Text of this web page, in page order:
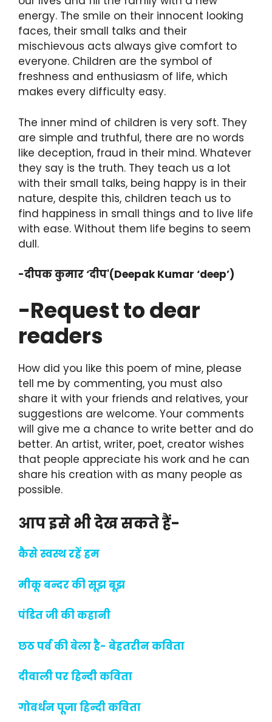
energy. The smile on their innocent looking
faces, their small talks and their
mischievous acts always give comfort to
everyone. Children are the symbol of
freshness and enthusiasm of life, which
makes every difficulty easy.
The inner mind of children is very soft. They
are simple and truthful, there are no words
like deception, fraud in their mind. Whatever
they say is the truth. They teach us a lot
with their small talks, being happy is in their
nature, despite this, children teach us to
find happiness in small things and to live life
with ease. Without them life begins to seem
dull.
-दीपक कुमार ‘दीप'(Deepak Kumar ‘deep’)
-Request to dear
readers
How did you like this poem of mine, please
tell me by commenting, you must also
share it with your friends and relatives, your
suggestions are welcome. Your comments
will give me a chance to write better and do
better. An artist, writer, poet, creator wishes
that people appreciate his work and he can
share his creation with as many people as
possible.
आप इसे भी देख सकते हैं-
कैसे स्वस्थ रहें हम
मीकू बन्दर की सूझ बूझ
पंडित जी की कहानी
छठ पर्व की बेला है- बेहतरीन कविता
दीवाली पर हिन्दी कविता
गोवर्धन पूजा हिन्दी कविता